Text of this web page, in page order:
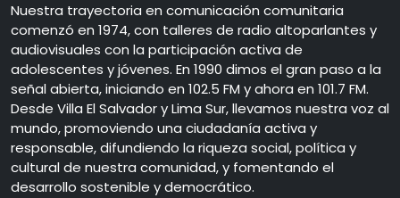
Nuestra trayectoria en comunicación comunitaria
comenzó en 1974, con talleres de radio altoparlantes y
audiovisuales con la participación activa de
adolescentes y jóvenes. En 1990 dimos el gran paso a la
señal abierta, iniciando en 102.5 FM y ahora en 101.7 FM.
Desde Villa El Salvador y Lima Sur, llevamos nuestra voz al
mundo, promoviendo una ciudadanía activa y
responsable, difundiendo la riqueza social, política y
cultural de nuestra comunidad, y fomentando el
desarrollo sostenible y democrático.